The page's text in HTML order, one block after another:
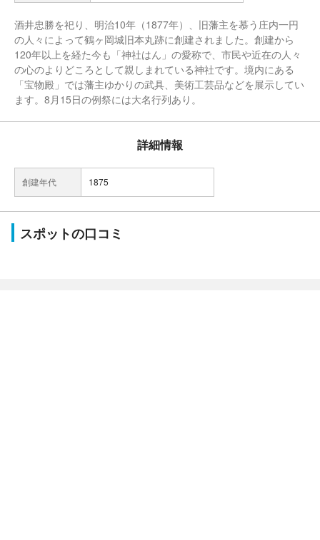
酒井忠勝を祀り、明治10年（1877年）、旧藩主を慕う庄内一円
の人々によって鶴ヶ岡城旧本丸跡に創建されました。創建から
120年以上を経た今も「神社はん」の愛称で、市民や近在の人々
の心のよりどころとして親しまれている神社です。境内にある
「宝物殿」では藩主ゆかりの武具、美術工芸品などを展示してい
ます。8月15日の例祭には大名行列あり。
詳細情報
創建年代 1875
スポットの口コミ